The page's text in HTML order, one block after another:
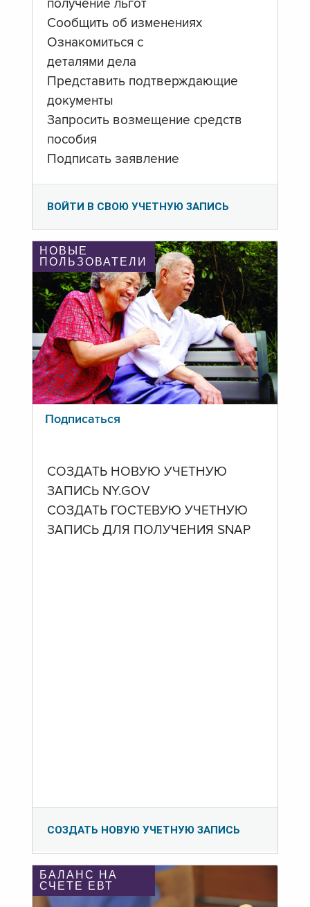
получение льгот
Сообщить об изменениях
Ознакомиться с
деталями дела
Представить подтверждающие
документы
Запросить возмещение средств
пособия
Подписать заявление
ВОЙТИ В СВОЮ УЧЕТНУЮ ЗАПИСЬ
НОВЫЕ
ПОЛЬЗОВАТЕЛИ
Подписаться
СОЗДАТЬ НОВУЮ УЧЕТНУЮ
ЗАПИСЬ NY.GOV
СОЗДАТЬ ГОСТЕВУЮ УЧЕТНУЮ
ЗАПИСЬ ДЛЯ ПОЛУЧЕНИЯ SNAP
СОЗДАТЬ НОВУЮ УЧЕТНУЮ ЗАПИСЬ
БАЛАНС НА
СЧЕТЕ ЕВТ